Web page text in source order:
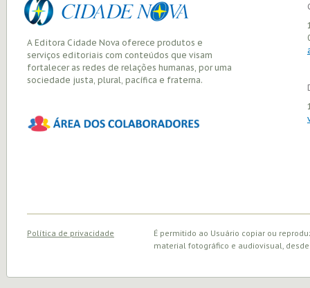
A Editora Cidade Nova oferece produtos e
serviços editoriais com conteúdos que visam
fortalecer as redes de relações humanas, por uma
sociedade justa, plural, pacífica e fraterna.
Política de privacidade
É permitido ao Usuário copiar ou
material fotográfico e audiovisual,